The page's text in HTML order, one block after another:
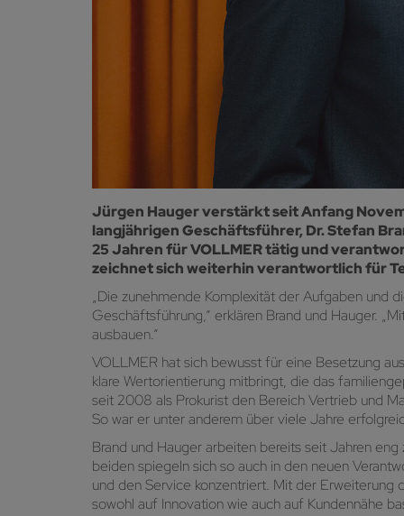
Jürgen Hauger verstärkt seit Anfang
langjährigen Geschäftsführer, Dr. Stefan
25 Jahren für VOLLMER tätig und
zeichnet sich weiterhin verantwortlich für
„Die zunehmende Komplexität der Aufgaben und
Geschäftsführung,“ erklären Brand und Hauger.
ausbauen.“
VOLLMER hat sich bewusst für eine Besetzung
klare Wertorientierung mitbringt, die das
seit 2008 als Prokurist den Bereich Vertrieb und
So war er unter anderem über viele Jahre
Brand und Hauger arbeiten bereits seit Jahren
beiden spiegeln sich so auch in den neuen
und den Service konzentriert. Mit der
sowohl auf Innovation wie auch auf Kundennähe